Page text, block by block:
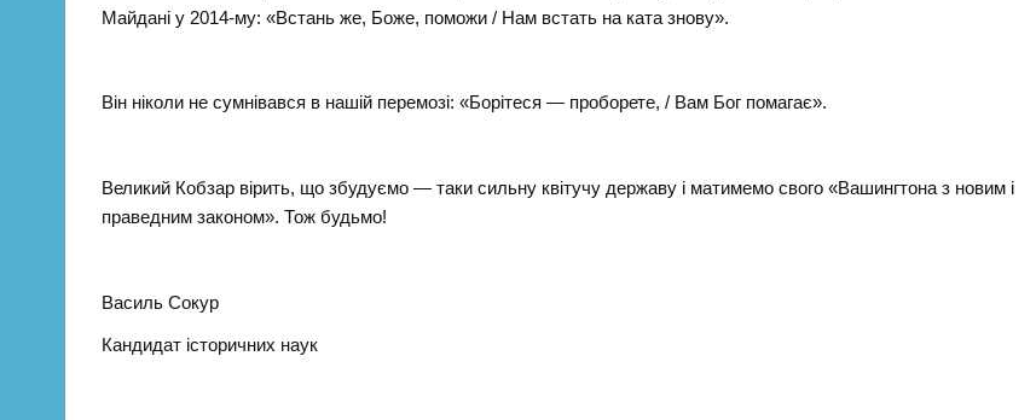
Майдані у 2014-му: «Встань же, Боже, поможи / Нам встать на ката знову».
Він ніколи не сумнівався в нашій перемозі: «Борітеся — проборете, / Вам Бог помагає».
Великий Кобзар вірить, що збудуємо — таки сильну квітучу державу і матимемо свого «Вашингтона з новим і
праведним законом». Тож будьмо!
Василь Сокур
Кандидат історичних наук